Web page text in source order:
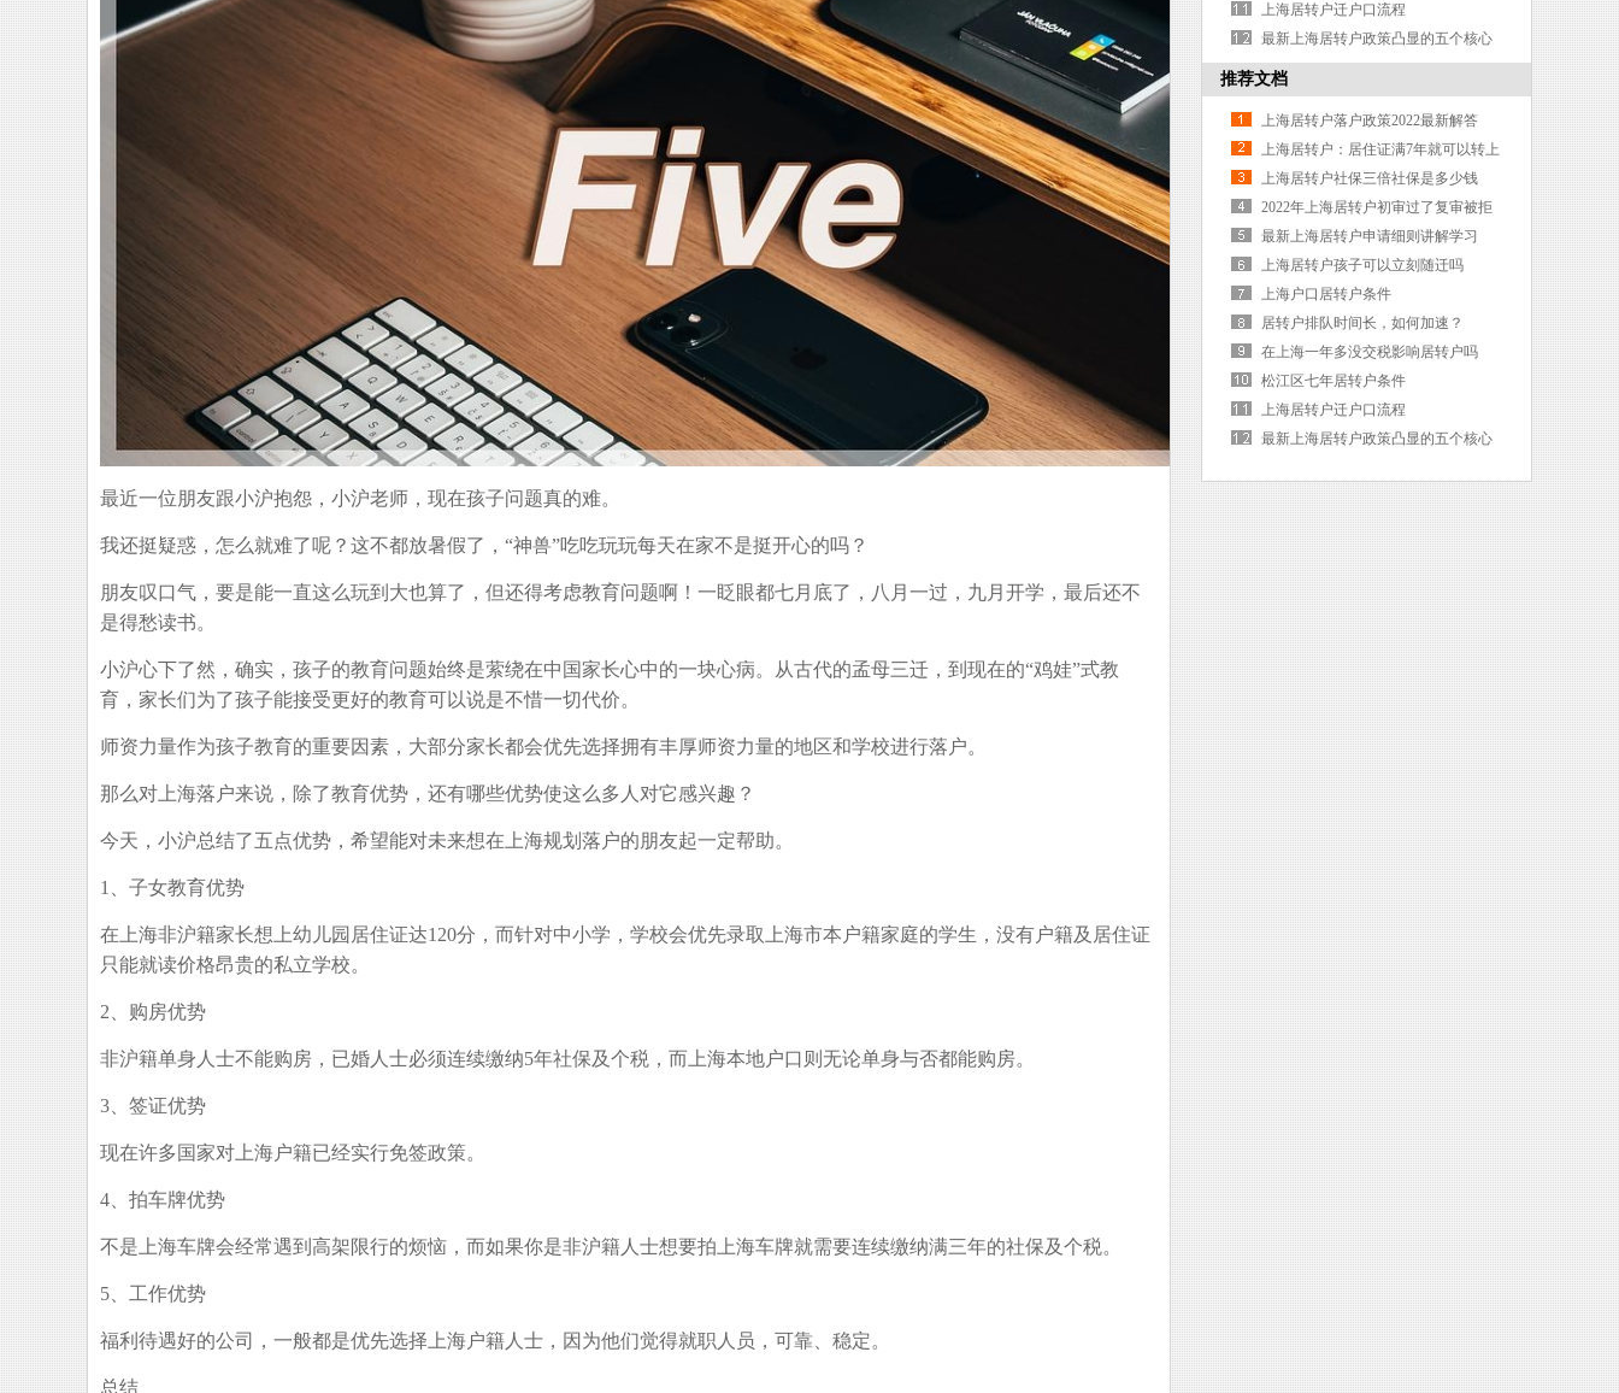
最近一位朋友跟小沪抱怨，小沪老师，现在孩子问题真的难。
我还挺疑惑，怎么就难了呢？这不都放暑假了，“神兽”吃吃玩玩每天在家不是挺开心的吗？
朋友叹口气，要是能一直这么玩到大也算了，但还得考虑教育问题啊！一眨眼都七月底了，八月一过，九月开学，最后还不
是得愁读书。
小沪心下了然，确实，孩子的教育问题始终是萦绕在中国家长心中的一块心病。从古代的孟母三迁，到现在的“鸡娃”式教
育，家长们为了孩子能接受更好的教育可以说是不惜一切代价。
师资力量作为孩子教育的重要因素，大部分家长都会优先选择拥有丰厚师资力量的地区和学校进行落户。
那么对上海落户来说，除了教育优势，还有哪些优势使这么多人对它感兴趣？
今天，小沪总结了五点优势，希望能对未来想在上海规划落户的朋友起一定帮助。
1、子女教育优势
在上海非沪籍家长想上幼儿园居住证达120分，而针对中小学，学校会优先录取上海市本户籍家庭的学生，没有户籍及居住证
只能就读价格昂贵的私立学校。
2、购房优势
非沪籍单身人士不能购房，已婚人士必须连续缴纳5年社保及个税，而上海本地户口则无论单身与否都能购房。
3、签证优势
现在许多国家对上海户籍已经实行免签政策。
4、拍车牌优势
不是上海车牌会经常遇到高架限行的烦恼，而如果你是非沪籍人士想要拍上海车牌就需要连续缴纳满三年的社保及个税。
5、工作优势
福利待遇好的公司，一般都是优先选择上海户籍人士，因为他们觉得就职人员，可靠、稳定。
总结
上海居转户迁户口流程
最新上海居转户政策凸显的五个核心
词
推荐文档
上海居转户落户政策2022最新解答
上海居转户：居住证满7年就可以转上
海户口吗？
上海居转户社保三倍社保是多少钱
2022年上海居转户初审过了复审被拒
概率0
最新上海居转户申请细则讲解学习
上海居转户孩子可以立刻随迁吗
上海户口居转户条件
居转户排队时间长，如何加速？
在上海一年多没交税影响居转户吗
松江区七年居转户条件
上海居转户迁户口流程
最新上海居转户政策凸显的五个核心